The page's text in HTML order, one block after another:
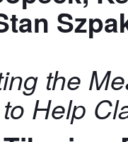
the
Help